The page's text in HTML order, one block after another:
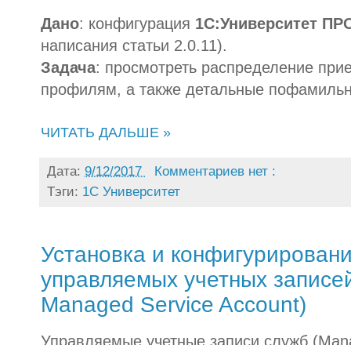
Дано: конфигурация 1С:Университет
написания статьи 2.0.11).
Задача: просмотреть распределение
профилям, а также детальные
ЧИТАТЬ ДАЛЬШЕ »
Дата: 9/12/2017
Комментариев нет :
Тэги: 1С Университет
Установка и
управляемых учетных
Managed Service Account)
Управляемые учетные записи служб